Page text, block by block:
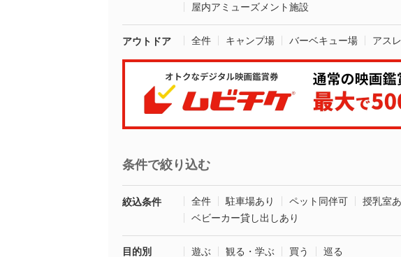
屋内アミューズメント施設
アウトドア 全件 キャンプ場 バーベキュー場 アス
条件で絞り込む
絞込条件 全件 駐車場あり ペット同伴可 授乳室
ベビーカー貸し出しあり
目的別 遊ぶ 観る・学ぶ 買う 巡る